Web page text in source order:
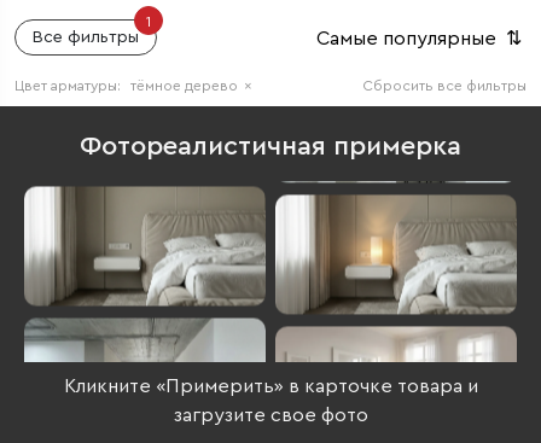
Все фильтры
1
Самые популярные ⇅
Сбросить все фильтры
Цвет арматуры: тёмное дерево ×
Фотореалистичная примерка
Кликните «Примерить» в карточке товара и
загрузите свое фото